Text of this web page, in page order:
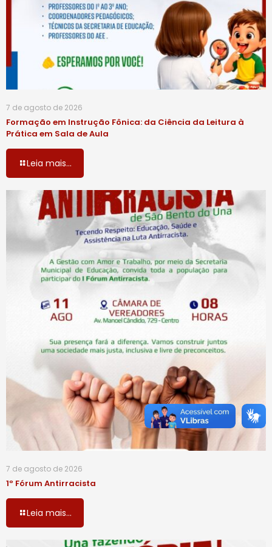
7 de agosto de 2026
Formação em Instrução Fônica: da Ciência da Leitura à
Prática em Sala de Aula
Leia mais...
7 de agosto de 2026
1º Fórum Antirracista
Leia mais...